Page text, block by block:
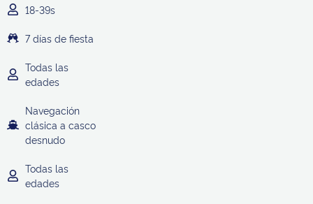
18-39s
7 días de fiesta
Todas las
edades
Navegación
clásica a casco
desnudo
Todas las
edades